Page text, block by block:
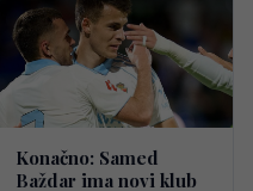
Konačno: Samed
Baždar ima novi klub